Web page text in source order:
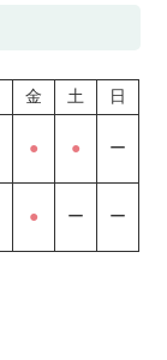
金 土 日
● ● ー
● ー ー